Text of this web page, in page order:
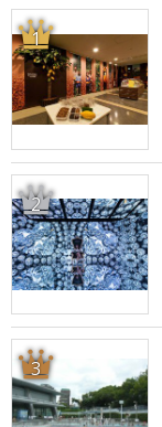
1
2
3